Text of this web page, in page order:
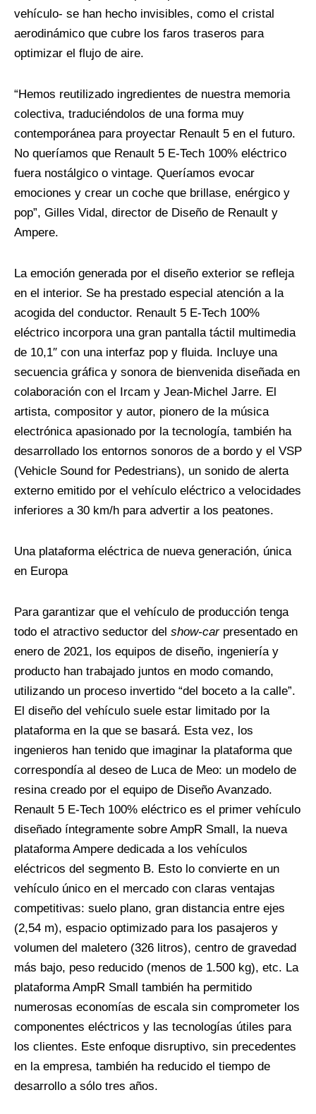
vehículo- se han hecho invisibles, como el cristal
aerodinámico que cubre los faros traseros para
optimizar el flujo de aire.
“Hemos reutilizado ingredientes de nuestra memoria
colectiva, traduciéndolos de una forma muy
contemporánea para proyectar Renault 5 en el futuro.
No queríamos que Renault 5 E-Tech 100% eléctrico
fuera nostálgico o vintage. Queríamos evocar
emociones y crear un coche que brillase, enérgico y
pop”, Gilles Vidal, director de Diseño de Renault y
Ampere.
La emoción generada por el diseño exterior se refleja
en el interior. Se ha prestado especial atención a la
acogida del conductor. Renault 5 E-Tech 100%
eléctrico incorpora una gran pantalla táctil multimedia
de 10,1″ con una interfaz pop y fluida. Incluye una
secuencia gráfica y sonora de bienvenida diseñada en
colaboración con el Ircam y Jean-Michel Jarre. El
artista, compositor y autor, pionero de la música
electrónica apasionado por la tecnología, también ha
desarrollado los entornos sonoros de a bordo y el VSP
(Vehicle Sound for Pedestrians), un sonido de alerta
externo emitido por el vehículo eléctrico a velocidades
inferiores a 30 km/h para advertir a los peatones.
Una plataforma eléctrica de nueva generación, única
en Europa
Para garantizar que el vehículo de producción tenga
todo el atractivo seductor del show-carpresentado en
enero de 2021, los equipos de diseño, ingeniería y
producto han trabajado juntos en modo comando,
utilizando un proceso invertido “del boceto a la calle”.
El diseño del vehículo suele estar limitado por la
plataforma en la que se basará. Esta vez, los
ingenieros han tenido que imaginar la plataforma que
correspondía al deseo de Luca de Meo: un modelo de
resina creado por el equipo de Diseño Avanzado.
Renault 5 E-Tech 100% eléctrico es el primer vehículo
diseñado íntegramente sobre AmpR Small, la nueva
plataforma Ampere dedicada a los vehículos
eléctricos del segmento B. Esto lo convierte en un
vehículo único en el mercado con claras ventajas
competitivas: suelo plano, gran distancia entre ejes
(2,54 m), espacio optimizado para los pasajeros y
volumen del maletero (326 litros), centro de gravedad
más bajo, peso reducido (menos de 1.500 kg), etc. La
plataforma AmpR Small también ha permitido
numerosas economías de escala sin comprometer los
componentes eléctricos y las tecnologías útiles para
los clientes. Este enfoque disruptivo, sin precedentes
en la empresa, también ha reducido el tiempo de
desarrollo a sólo tres años.